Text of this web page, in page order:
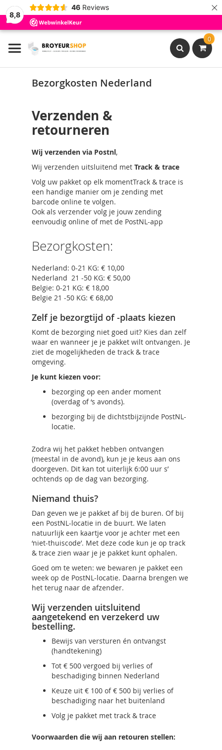
8,8
46 Reviews ×
Ga
naar
de
0
Search
Bezorgkosten Nederland
Verzenden &
retourneren
Wij verzenden via Postnl,
Wij verzenden uitsluitend met Track & trace
Volg uw pakket op elk momentTrack & trace is
een handige manier om je zending met
barcode online te volgen.
Ook als verzender volg je jouw zending
eenvoudig online of met de PostNL-app
Bezorgkosten:
Nederland: 0-21 KG: € 10,00
Nederland 21 -50 KG: € 50,00
Belgie: 0-21 KG: € 18,00
Belgie 21 -50 KG: € 68,00
Zelf je bezorgtijd of -plaats kiezen
Komt de bezorging niet goed uit? Kies dan zelf
waar en wanneer je je pakket wilt ontvangen. Je
ziet de mogelijkheden de track & trace
omgeving.
Je kunt kiezen voor:
bezorging op een ander moment
(overdag of ‘s avonds).
bezorging bij de dichtstbijzijnde PostNL-
locatie.
Zodra wij het pakket hebben ontvangen
(meestal in de avond), kun je je keus aan ons
doorgeven. Dit kan tot uiterlijk 6:00 uur s’
ochtends op de dag van bezorging.
Niemand thuis?
Dan geven we je pakket af bij de buren. Of bij
een PostNL-locatie in de buurt. We laten
natuurlijk een kaartje voor je achter met een
‘niet-thuiscode’. Met deze code kun je op track
& trace zien waar je je pakket kunt ophalen.
Goed om te weten: we bewaren je pakket een
week op de PostNL-locatie. Daarna brengen we
het terug naar de afzender.
Wij verzenden uitsluitend
aangetekend en verzekerd uw
bestelling.
Bewijs van versturen én ontvangst
(handtekening)
Tot € 500 vergoed bij verlies of
beschadiging binnen Nederland
Keuze uit € 100 of € 500 bij verlies of
beschadiging naar het buitenland
Volg je pakket met track & trace
Voorwaarden die wij aan retouren stellen: